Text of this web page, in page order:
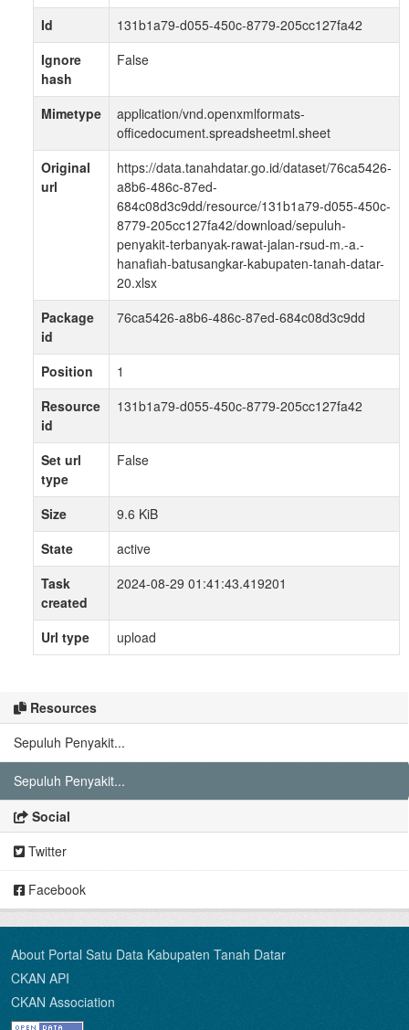
Resources
Sepuluh Penyakit...
Sepuluh Penyakit...
Social
Twitter
Facebook
Id
131b1a79-d055-450c-8779-205cc127fa42
Ignore
hash
False
Mimetype
application/vnd.openxmlformats-
officedocument.spreadsheetml.sheet
Original
url
https://data.tanahdatar.go.id/dataset/76ca5426-
a8b6-486c-87ed-
684c08d3c9dd/resource/131b1a79-d055-450c-
8779-205cc127fa42/download/sepuluh-
penyakit-terbanyak-rawat-jalan-rsud-m.-a.-
hanafiah-batusangkar-kabupaten-tanah-datar-
20.xlsx
Package
id
76ca5426-a8b6-486c-87ed-684c08d3c9dd
Position
1
Resource
id
131b1a79-d055-450c-8779-205cc127fa42
Set url
type
False
Size
9.6 KiB
State
active
Task
created
2024-08-29 01:41:43.419201
Url type upload
About Portal Satu Data Kabupaten Tanah Datar
CKAN API
CKAN Association